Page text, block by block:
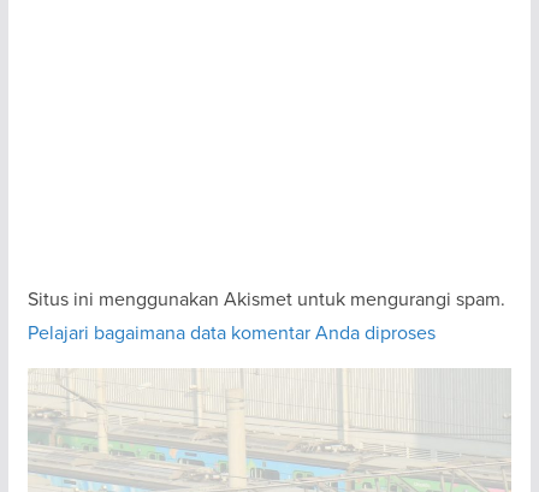
Situs ini menggunakan Akismet untuk mengurangi spam.
Pelajari bagaimana data komentar Anda diproses